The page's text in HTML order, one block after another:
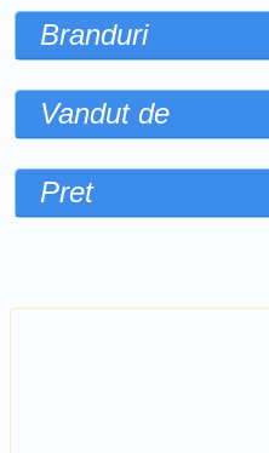
Branduri
Vandut de
Pret